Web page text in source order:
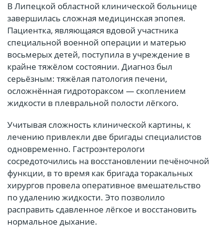
В Липецкой областной клинической больнице
завершилась сложная медицинская эпопея.
Пациентка, являющаяся вдовой участника
специальной военной операции и матерью
восьмерых детей, поступила в учреждение в
крайне тяжёлом состоянии. Диагноз был
серьёзным: тяжёлая патология печени,
осложнённая гидротораксом — скоплением
жидкости в плевральной полости лёгкого.
Учитывая сложность клинической картины, к
лечению привлекли две бригады специалистов
одновременно. Гастроэнтерологи
сосредоточились на восстановлении печёночной
функции, в то время как бригада торакальных
хирургов провела оперативное вмешательство
по удалению жидкости. Это позволило
расправить сдавленное лёгкое и восстановить
нормальное дыхание.